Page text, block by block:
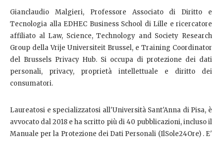
Gianclaudio Malgieri, Professore Associato di Diritto e
Tecnologia alla EDHEC Business School di Lille e ricercatore
affiliato al Law, Science, Technology and Society Research
Group della Vrije Universiteit Brussel, e Training Coordinator
del Brussels Privacy Hub. Si occupa di protezione dei dati
personali, privacy, proprietà intellettuale e diritto dei
consumatori.
Laureatosi e specializzatosi all'Università Sant'Anna di Pisa, è
avvocato dal 2018 e ha scritto più di 40 pubblicazioni, incluso il
Manuale per la Protezione dei Dati Personali (IlSole24Ore) . E'